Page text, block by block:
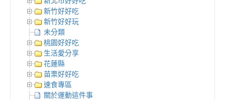
新竹好好吃
新竹好好玩
未分類
桃園好好吃
生活愛分享
花蓮縣
苗栗好好吃
速食專區
關於運動這件事